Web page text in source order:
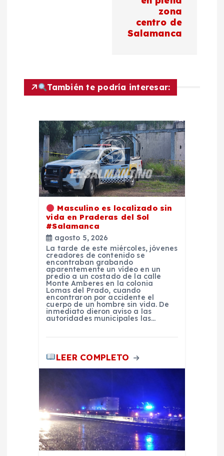
ó
zona
centro de
Salamanca
También te podría interesar:
Masculino es localizado sin
vida en Praderas del Sol
#Salamanca
agosto 5, 2026
La tarde de este miércoles, jóvenes
creadores de contenido se
encontraban grabando
aparentemente un vídeo en un
predio a un costado de la calle
Monte Amberes en la colonia
Lomas del Prado, cuando
encontraron por accidente el
cuerpo de un hombre sin vida. De
inmediato dieron aviso a las
autoridades municipales las…
LEER COMPLETO